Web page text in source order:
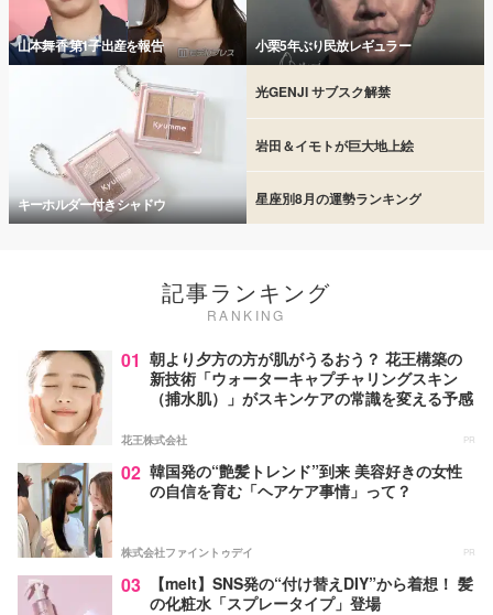
山本舞香 第1子出産を報告 小栗5年ぶり民放レギュラー
キーホルダー付きシャドウ
光GENJI サブスク解禁
岩田＆イモトが巨大地上絵
星座別8月の運勢ランキング
記事ランキング
RANKING
01 朝より夕方の方が肌がうるおう？ 花王構築の
新技術「ウォーターキャプチャリングスキン
（捕水肌）」がスキンケアの常識を変える予感
花王株式会社 PR
02 韓国発の“艶髪トレンド”到来 美容好きの女性
の自信を育む「ヘアケア事情」って？
株式会社ファイントゥデイ PR
03
【melt】SNS発の“付け替えDIY”から着想！ 髪
の化粧水「スプレータイプ」登場